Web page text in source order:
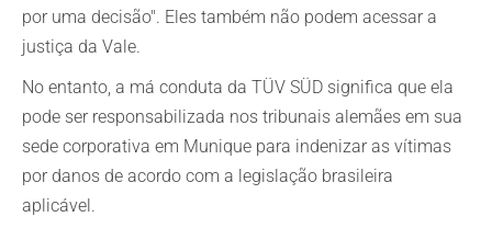
por uma decisão". Eles também não podem acessar a
justiça da Vale.
No entanto, a má conduta da TÜV SÜD significa que ela
pode ser responsabilizada nos tribunais alemães em sua
sede corporativa em Munique para indenizar as vítimas
por danos de acordo com a legislação brasileira
aplicável.